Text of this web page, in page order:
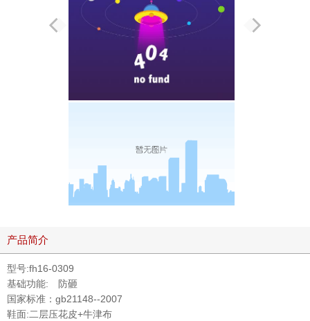
产品简介
型号:fh16-0309
基础功能: 防砸
国家标准：gb21148--2007
鞋面:二层压花皮+牛津布